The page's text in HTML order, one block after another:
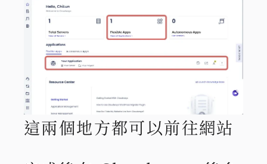
這兩個地方都可以前往網站